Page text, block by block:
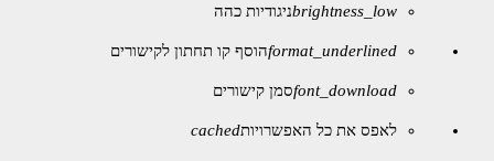
brightness_lowניגודיות כהה
format_underlinedהוסף קו תחתון לקישורים
font_downloadסמן קישורים
לאפס את כל האפשרויותcached